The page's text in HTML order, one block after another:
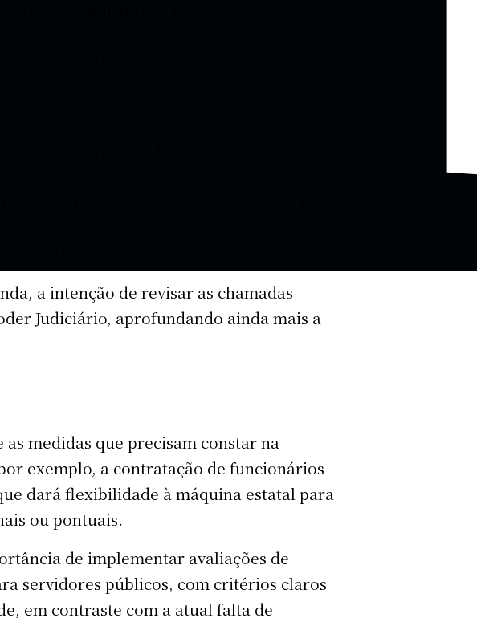
Administrativa na Câmara, o
que o grupo deve apresentar, em breve,
obrigue o Poder Público a realizar uma
o governo passaria a ser obrigado a
relatório detalhado, contendo avaliações
outros tipos de gastos do Executivo.
a intenção de revisar as chamadas
Judiciário, aprofundando ainda mais a
as medidas que precisam constar na
exemplo, a contratação de funcionários
dará flexibilidade à máquina estatal para
ou pontuais.
de implementar avaliações de
servidores públicos, com critérios claros
em contraste com a atual falta de